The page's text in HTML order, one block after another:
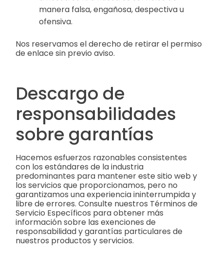
manera falsa, engañosa, despectiva u
ofensiva.
Nos reservamos el derecho de retirar el permiso
de enlace sin previo aviso.
Descargo de
responsabilidades
sobre garantías
Hacemos esfuerzos razonables consistentes
con los estándares de la industria
predominantes para mantener este sitio web y
los servicios que proporcionamos, pero no
garantizamos una experiencia ininterrumpida y
libre de errores. Consulte nuestros Términos de
Servicio Específicos para obtener más
información sobre las exenciones de
responsabilidad y garantías particulares de
nuestros productos y servicios.